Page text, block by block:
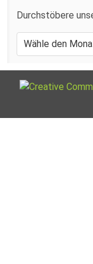
Durchstöbere